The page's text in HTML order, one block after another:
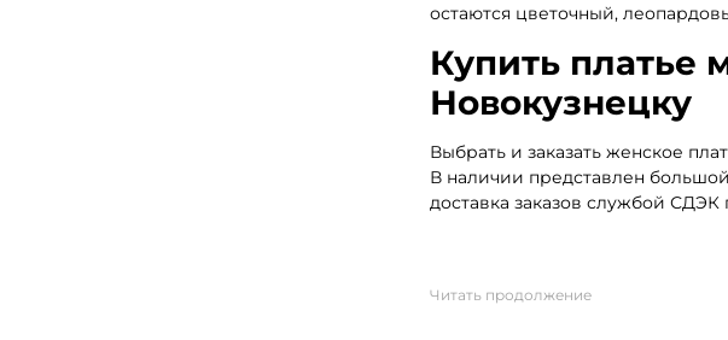
остаются цветочный,
Купить платье
Новокузнецку
Выбрать и заказать женское
В наличии представлен
доставка заказов службой СДЭК